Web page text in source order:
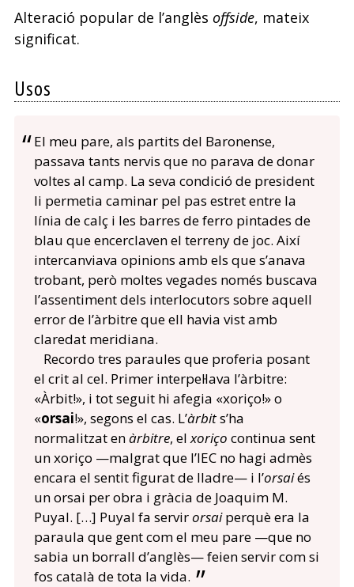
Alteració popular de l’anglès offside, mateix
significat.
Usos
El meu pare, als partits del Baronense,
passava tants nervis que no parava de donar
voltes al camp. La seva condició de president
li permetia caminar pel pas estret entre la
línia de calç i les barres de ferro pintades de
blau que encerclaven el terreny de joc. Així
intercanviava opinions amb els que s’anava
trobant, però moltes vegades només buscava
l’assentiment dels interlocutors sobre aquell
error de l’àrbitre que ell havia vist amb
claredat meridiana.
Recordo tres paraules que proferia posant
el crit al cel. Primer interpel·lava l’àrbitre:
«Àrbit!», i tot seguit hi afegia «xoriço!» o
«orsai!», segons el cas. L’àrbits’ha
normalitzat enàrbitre, elxoriço continua sent
un xoriço —malgrat que l’IEC no hagi admès
encara el sentit figurat de lladre— i l’orsaiés
un orsai per obra i gràcia de Joaquim M.
Puyal. […] Puyal fa servirorsaiperquè era la
paraula que gent com el meu pare —que no
sabia un borrall d’anglès— feien servir com si
fos català de tota la vida.